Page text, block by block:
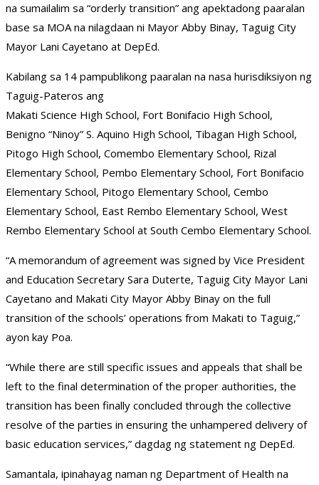
na sumailalim sa “orderly transition” ang apektadong paaralan
base sa MOA na nilagdaan ni Mayor Abby Binay, Taguig City
Mayor Lani Cayetano at DepEd.
Kabilang sa 14 pampublikong paaralan na nasa hurisdiksiyon ng
Taguig-Pateros ang
Makati Science High School, Fort Bonifacio High School,
Benigno “Ninoy” S. Aquino High School, Tibagan High School,
Pitogo High School, Comembo Elementary School, Rizal
Elementary School, Pembo Elementary School, Fort Bonifacio
Elementary School, Pitogo Elementary School, Cembo
Elementary School, East Rembo Elementary School, West
Rembo Elementary School at South Cembo Elementary School.
“A memorandum of agreement was signed by Vice President
and Education Secretary Sara Duterte, Taguig City Mayor Lani
Cayetano and Makati City Mayor Abby Binay on the full
transition of the schools’ operations from Makati to Taguig,”
ayon kay Poa.
“While there are still specific issues and appeals that shall be
left to the final determination of the proper authorities, the
transition has been finally concluded through the collective
resolve of the parties in ensuring the unhampered delivery of
basic education services,” dagdag ng statement ng DepEd.
Samantala, ipinahayag naman ng Department of Health na